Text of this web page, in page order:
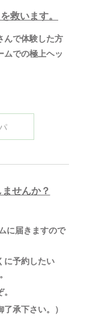
救います。
んで体験した方
ムでの極上ヘッ
せんか？
に届きますので
に予約したい
承下さい。）